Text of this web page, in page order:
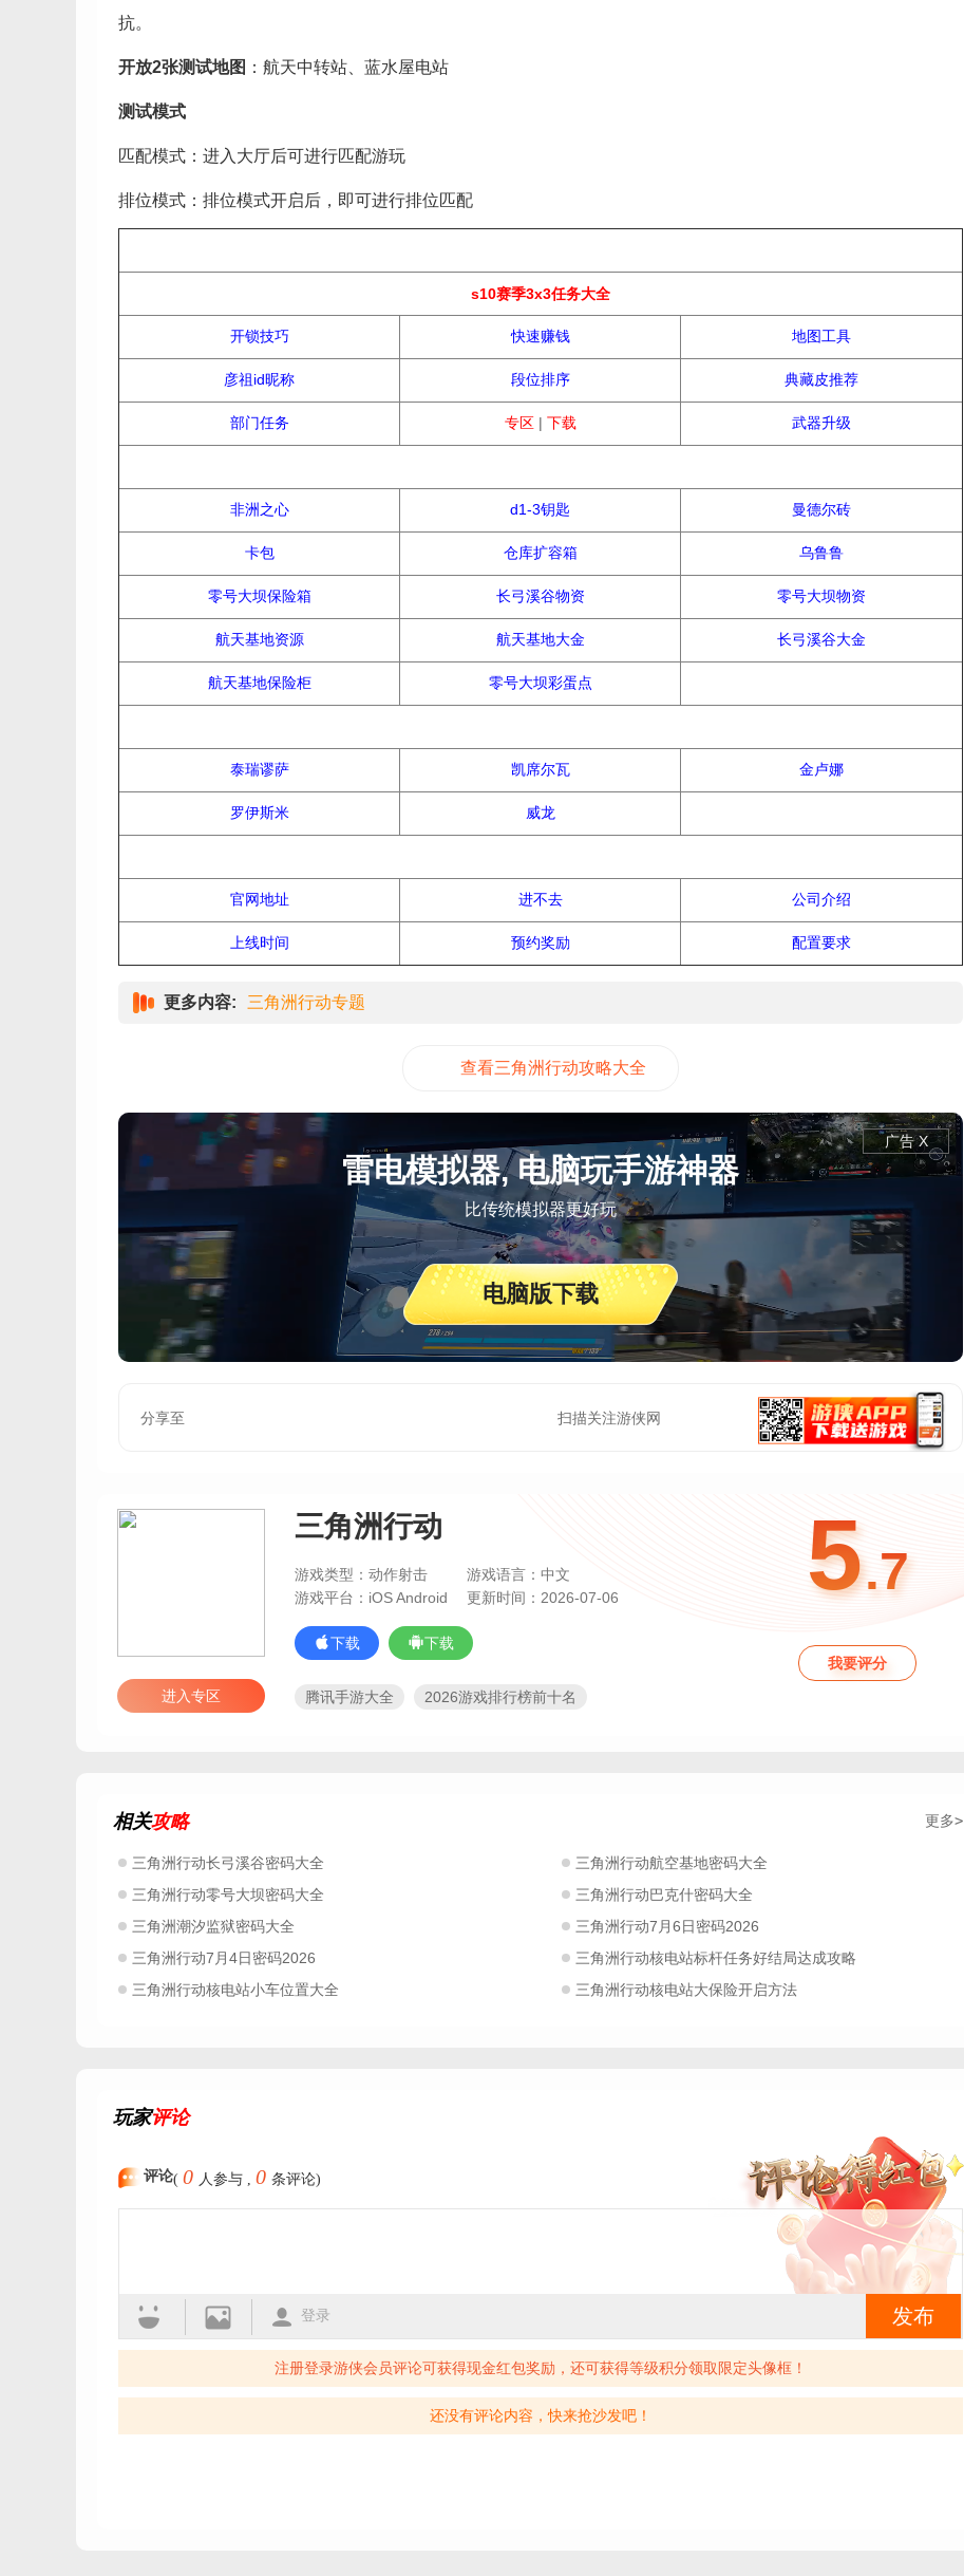
抗。
开放2张测试地图 ：航天中转站、蓝水屋电站
测试模式
匹配模式：进入大厅后可进行匹配游玩
排位模式：排位模式开启后，即可进行排位匹配
s10赛季3x3任务大全
开锁技巧 快速赚钱 地图工具
彦祖id昵称 段位排序 典藏皮推荐
部门任务 专区| 下载 武器升级
非洲之心 d1-3钥匙 曼德尔砖
卡包 仓库扩容箱 乌鲁鲁
零号大坝保险箱 长弓溪谷物资 零号大坝物资
航天基地资源 航天基地大金 长弓溪谷大金
航天基地保险柜 零号大坝彩蛋点
泰瑞谬萨 凯席尔瓦 金卢娜
罗伊斯米 威龙
官网地址 进不去 公司介绍
上线时间 预约奖励 配置要求
更多内容: 三角洲行动专题
查看三角洲行动攻略大全
雷电模拟器, 电脑玩手游神器
比传统模拟器更好玩
电脑版下载
广告 X
分享至 扫描关注游侠网
三角洲行动
游戏类型：动作射击
游戏语言：中文
游戏平台：iOS Android
更新时间：2026-07-06
下载 下载
5.7
我要评分
进入专区
腾讯手游大全
2026游戏排行榜前十名
相关攻略 更多>
三角洲行动长弓溪谷密码大全
三角洲行动航空基地密码大全
三角洲行动零号大坝密码大全
三角洲行动巴克什密码大全
三角洲潮汐监狱密码大全
三角洲行动7月6日密码2026
三角洲行动7月4日密码2026
三角洲行动核电站标杆任务好结局达成攻略
三角洲行动核电站小车位置大全
三角洲行动核电站大保险开启方法
玩家评论
评论( 0 人参与 , 0 条评论)
登录 发布
注册登录游侠会员评论可获得现金红包奖励，还可获得等级积分领取限定头像框！
还没有评论内容，快来抢沙发吧！